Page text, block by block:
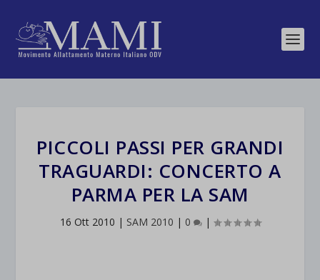
PICCOLI PASSI PER GRANDI
TRAGUARDI: CONCERTO A
PARMA PER LA SAM
16 Ott 2010 | SAM 2010 | 0 |